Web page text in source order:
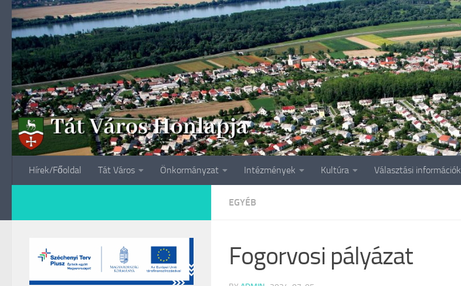
Skip to content
Hírek/Főoldal Tát Város Önkormányzat Intézmények Kultúra Választási információk
EGYÉB
Fogorvosi pályázat